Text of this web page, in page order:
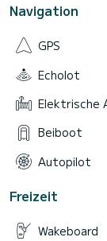
Navigation
GPS
Echolot
Elektrische
Beiboot
Autopilot
Freizeit
Wakeboard